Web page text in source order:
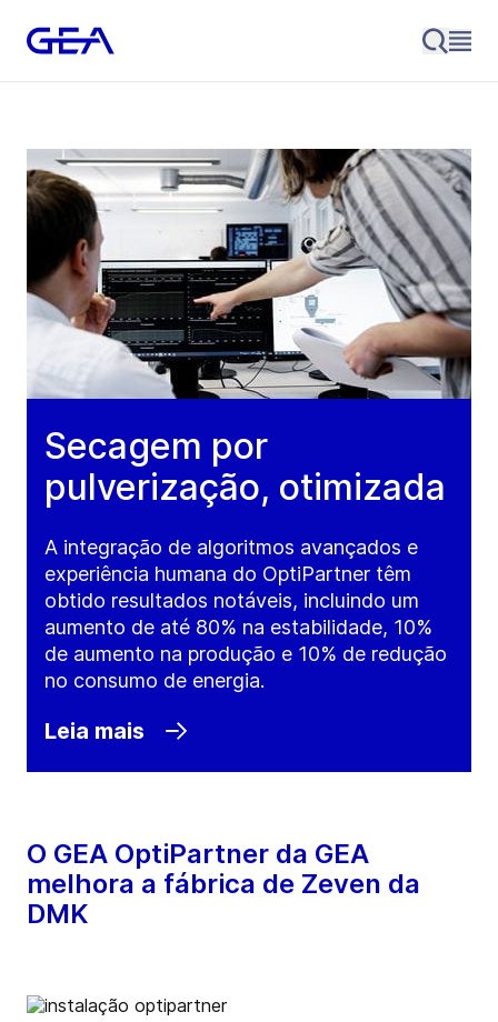
Secagem por
pulverização, otimizada
A integração de algoritmos avançados e
experiência humana do OptiPartner têm
obtido resultados notáveis, incluindo um
aumento de até 80% na estabilidade, 10%
de aumento na produção e 10% de redução
no consumo de energia.
Leia mais
O GEA OptiPartner da GEA
melhora a fábrica de Zeven da
DMK